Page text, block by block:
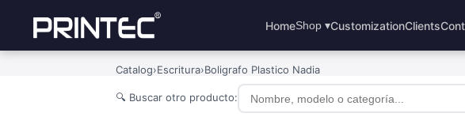
HomeShop ▾CustomizationClients
Catalog›Escritura›Boligrafo Plastico Nadia
🔍 Buscar otro producto: